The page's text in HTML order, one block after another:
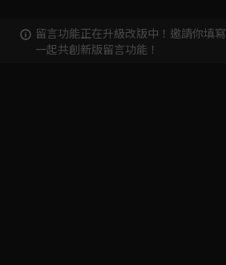
留言功能正在升級改版中！邀請你填寫
一起共創新版留言功能！